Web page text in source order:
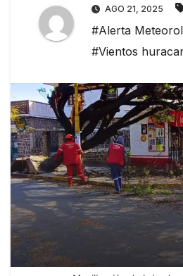
AGO 21, 2025
#Alerta
#Vientos